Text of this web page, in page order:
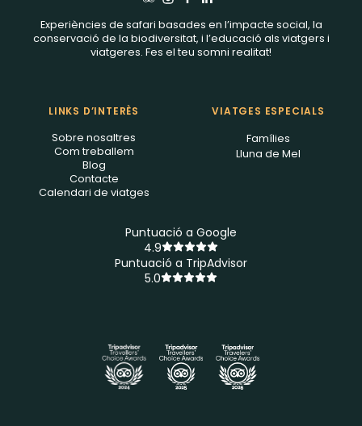
Experiències de safari basades en l’impacte social, la
conservació de la biodiversitat, i l’educació als viatgers i
viatgeres. Fes el teu somni realitat!
LINKS D’INTERÈS
Sobre nosaltres
Com treballem
Blog
Contacte
Calendari de viatges
VIATGES ESPECIALS
Famílies
Lluna de Mel
Puntuació a Google
4.9
Puntuació a TripAdvisor
5.0